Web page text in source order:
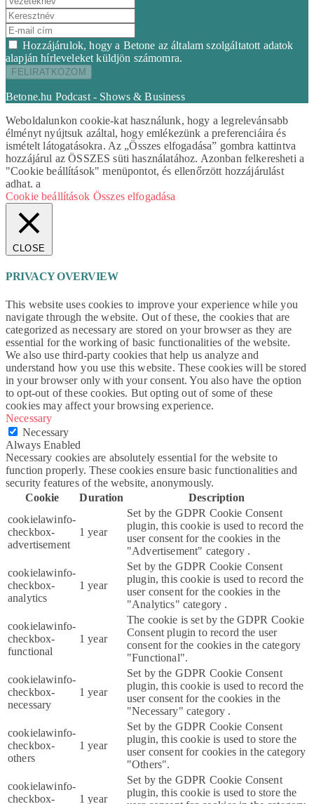
Hozzájárulok, hogy a Betone az általam szolgáltatott adatok
alapján hírleveleket küldjön számomra.
Betone.hu Podcast - Shows & Business
Weboldalunkon cookie-kat használunk, hogy a legrelevánsabb
élményt nyújtsuk azáltal, hogy emlékezünk a preferenciáira és
ismételt látogatásokra. Az „Összes elfogadása” gombra kattintva
hozzájárul az ÖSSZES süti használatához. Azonban felkeresheti a
"Cookie beállítások" menüpontot, és ellenőrzött hozzájárulást
adhat. a
Cookie beállítások Összes elfogadása
CLOSE
PRIVACY OVERVIEW
This website uses cookies to improve your experience while you
navigate through the website. Out of these, the cookies that are
categorized as necessary are stored on your browser as they are
essential for the working of basic functionalities of the website.
We also use third-party cookies that help us analyze and
understand how you use this website. These cookies will be stored
in your browser only with your consent. You also have the option
to opt-out of these cookies. But opting out of some of these
cookies may affect your browsing experience.
Necessary
Necessary
Always Enabled
Necessary cookies are absolutely essential for the website to
function properly. These cookies ensure basic functionalities and
security features of the website, anonymously.
Cookie
Duration
Description
cookielawinfo-
checkbox-
advertisement
1 year
Set by the GDPR Cookie Consent
plugin, this cookie is used to record the
user consent for the cookies in the
"Advertisement" category .
cookielawinfo-
checkbox-
analytics
1 year
Set by the GDPR Cookie Consent
plugin, this cookie is used to record the
user consent for the cookies in the
"Analytics" category .
cookielawinfo-
checkbox-
functional
1 year
The cookie is set by the GDPR Cookie
Consent plugin to record the user
consent for the cookies in the category
"Functional".
cookielawinfo-
checkbox-
necessary
1 year
Set by the GDPR Cookie Consent
plugin, this cookie is used to record the
user consent for the cookies in the
"Necessary" category .
cookielawinfo-
checkbox-
others
1 year
Set by the GDPR Cookie Consent
plugin, this cookie is used to store the
user consent for cookies in the category
"Others".
cookielawinfo-
checkbox-
1 year
Set by the GDPR Cookie Consent
plugin, this cookie is used to store the